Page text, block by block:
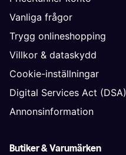
Vanliga frågor
Trygg onlineshopping
Villkor & dataskydd
Cookie-inställningar
Digital Services Act (DSA)
Annonsinformation
Butiker & Varumärken